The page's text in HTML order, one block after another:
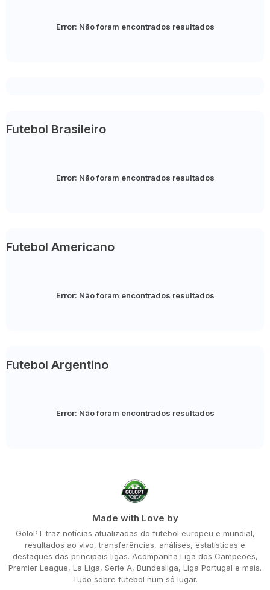
Error: Não foram encontrados resultados
Futebol Brasileiro
Error: Não foram encontrados resultados
Futebol Americano
Error: Não foram encontrados resultados
Futebol Argentino
Error: Não foram encontrados resultados
Made with Love by
GoloPT traz notícias atualizadas do futebol europeu e mundial,
resultados ao vivo, transferências, análises, estatísticas e
destaques das principais ligas. Acompanha Liga dos Campeões,
Premier League, La Liga, Serie A, Bundesliga, Liga Portugal e mais.
Tudo sobre futebol num só lugar.